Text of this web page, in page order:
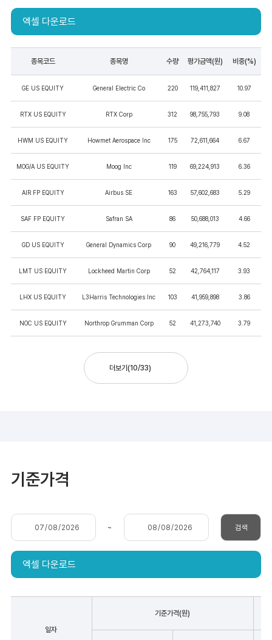
엑셀 다운로드
종목코드 종목명 수량 평가금액(원) 비중(%)
GE US EQUITY General Electric Co 220 119,411,827 10.97
RTX US EQUITY RTX Corp 312 98,755,793 9.08
HWM US EQUITY Howmet Aerospace Inc 175 72,611,664 6.67
MOG/A US EQUITY Moog Inc 119 69,224,913 6.36
AIR FP EQUITY Airbus SE 163 57,602,683 5.29
SAF FP EQUITY Safran SA 86 50,688,013 4.66
GD US EQUITY General Dynamics Corp 90 49,216,779 4.52
LMT US EQUITY Lockheed Martin Corp 52 42,764,117 3.93
LHX US EQUITY L3Harris Technologies Inc 103 41,959,898 3.86
NOC US EQUITY Northrop Grumman Corp 52 41,273,740 3.79
더보기 (10/33)
기준가격
~ 검색
엑셀 다운로드
일자
기준가격(원)